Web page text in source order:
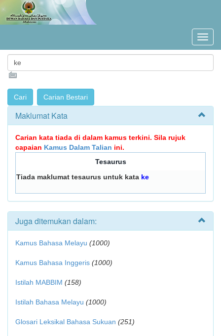
Maklumat Kata
Carian kata tiada di dalam kamus terkini. Sila rujuk
capaian Kamus Dalam Talian ini.
Tesaurus
Tiada maklumat tesaurus untuk kata ke
Juga ditemukan dalam:
Kamus Bahasa Melayu (1000)
Kamus Bahasa Inggeris (1000)
Istilah MABBIM (158)
Istilah Bahasa Melayu (1000)
Glosari Leksikal Bahasa Sukuan (251)